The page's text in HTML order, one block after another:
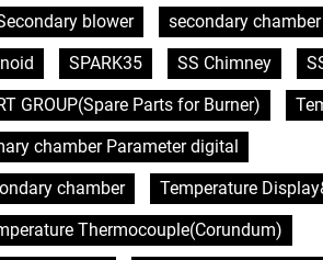
blower secondary chamber
SPARK35 SS Chimney
GROUP(Spare Parts for Burner)
chamber Parameter digital
chamber
Temperature
Thermocouple(Corundum)